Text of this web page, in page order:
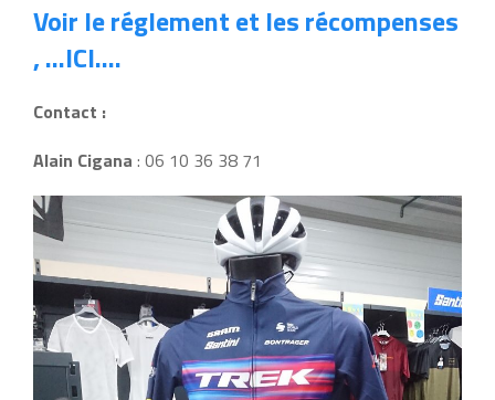
Voir le réglement et les récompenses
, …ICI….
Contact :
Alain Cigana : 06 10 36 38 71